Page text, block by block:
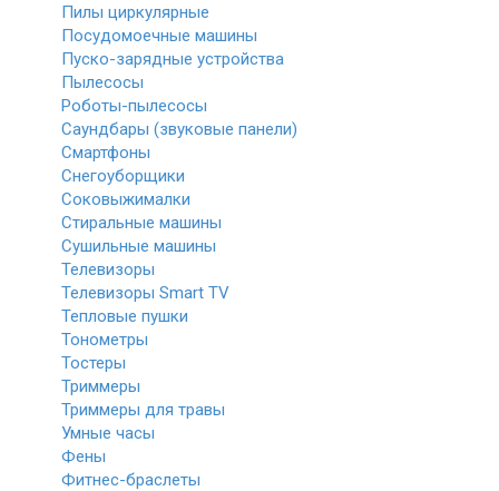
Пилы циркулярные
Посудомоечные машины
Пуско-зарядные устройства
Пылесосы
Роботы-пылесосы
Саундбары (звуковые панели)
Смартфоны
Снегоуборщики
Соковыжималки
Стиральные машины
Сушильные машины
Телевизоры
Телевизоры Smart TV
Тепловые пушки
Тонометры
Тостеры
Триммеры
Триммеры для травы
Умные часы
Фены
Фитнес-браслеты